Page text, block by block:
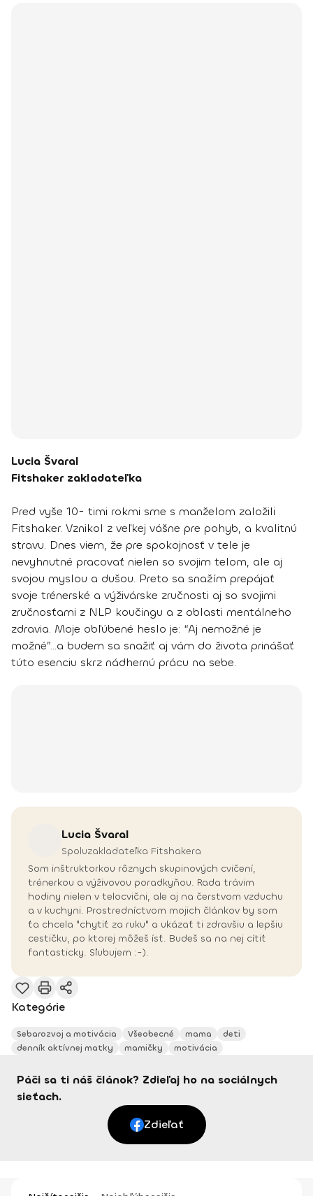
Lucia Švaral
Fitshaker zakladateľka
Pred vyše 10- timi rokmi sme s manželom založili
Fitshaker. Vznikol z veľkej vášne pre pohyb, a kvalitnú
stravu. Dnes viem, že pre spokojnosť v tele je
nevyhnutné pracovať nielen so svojim telom, ale aj
svojou myslou a dušou. Preto sa snažím prepájať
svoje trénerské a výživárske zručnosti aj so svojimi
zručnosťami z NLP koučingu a z oblasti mentálneho
zdravia. Moje obľúbené heslo je: “Aj nemožné je
možné”…a budem sa snažiť aj vám do života prinášať
túto esenciu skrz nádhernú prácu na sebe.
Lucia Švaral
Spoluzakladateľka Fitshakera
Som inštruktorkou rôznych skupinových cvičení,
trénerkou a výživovou poradkyňou. Rada trávim
hodiny nielen v telocvični, ale aj na čerstvom vzduchu
a v kuchyni. Prostredníctvom mojich článkov by som
ťa chcela "chytiť za ruku" a ukázať ti zdravšiu a lepšiu
cestičku, po ktorej môžeš ísť. Budeš sa na nej cítiť
fantasticky. Sľubujem :-).
Kategórie
Sebarozvoj a motivácia Všeobecné mama
deti
denník aktívnej matky
mamičky motivácia
Páči sa ti náš článok? Zdieľaj ho na sociálnych
sieťach.
Zdieľať